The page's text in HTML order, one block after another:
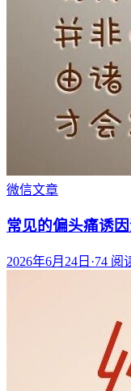
微信文章
常见的偏头痛诱
2026年6月24日 ·74 阅